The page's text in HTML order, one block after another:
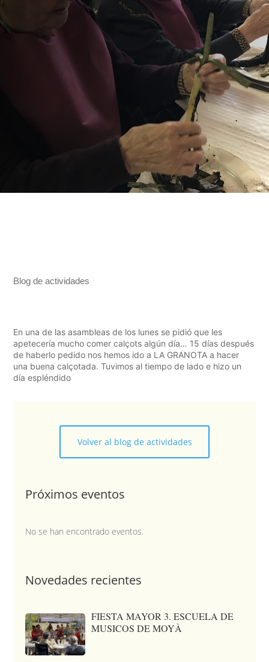
Blog de actividades
En una de las asambleas de los lunes se pidió que les
apetecería mucho comer calçots algún día… 15 días después
de haberlo pedido nos hemos ido a LA GRANOTA a hacer
una buena calçotada. Tuvimos al tiempo de lado e hizo un
día espléndido
Volver al blog de actividades
Próximos eventos
No se han encontrado eventos.
Novedades recientes
FIESTA MAYOR 3. ESCUELA DE
MUSICOS DE MOYÀ